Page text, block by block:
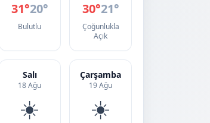
31°20°
Bulutlu
30°21°
Çoğunlukla
Açık
Salı
18 Ağu
☀️
Çarşamba
19 Ağu
☀️